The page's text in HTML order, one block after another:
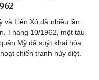
và Liên Xô đã nhiều lần
Tháng 10/1962, một tàu
Mỹ đã suýt khai hỏa
chiến tranh hủy diệt.